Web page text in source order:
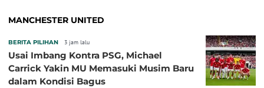
MANCHESTER UNITED
BERITA PILIHAN 3 jam lalu
Usai Imbang Kontra PSG, Michael
Carrick Yakin MU Memasuki Musim Baru
dalam Kondisi Bagus